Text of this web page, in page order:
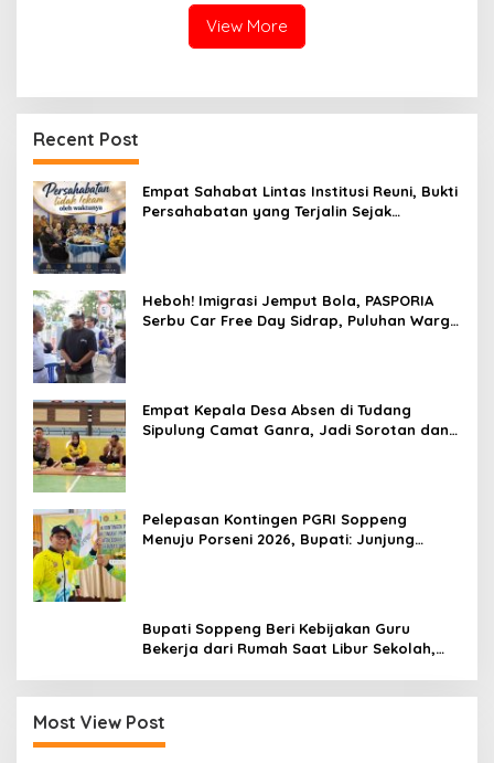
View More
Recent Post
Empat Sahabat Lintas Institusi Reuni, Bukti
Persahabatan yang Terjalin Sejak
Heboh! Imigrasi Jemput Bola, PASPORIA
Serbu Car Free Day Sidrap, Puluhan Warga
Empat Kepala Desa Absen di Tudang
Sipulung Camat Ganra, Jadi Sorotan dan
Pelepasan Kontingen PGRI Soppeng
Menuju Porseni 2026, Bupati: Junjung
Bupati Soppeng Beri Kebijakan Guru
Bekerja dari Rumah Saat Libur Sekolah,
Most View Post